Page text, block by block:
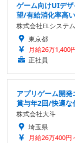
ゲーム向けUIデ
望/有給消化率高
株式会社ELシステム
東京都
月給26万1,400
正社員
アプリゲーム開
賞与年2回/快適な
株式会社大斗
埼玉県
月給26万400円